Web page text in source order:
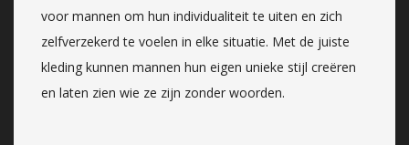
voor mannen om hun individualiteit te uiten en zich
zelfverzekerd te voelen in elke situatie. Met de juiste
kleding kunnen mannen hun eigen unieke stijl creëren
en laten zien wie ze zijn zonder woorden.